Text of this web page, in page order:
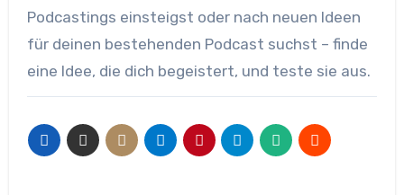
Podcastings einsteigst oder nach neuen Ideen
für deinen bestehenden Podcast suchst – finde
eine Idee, die dich begeistert, und teste sie aus.